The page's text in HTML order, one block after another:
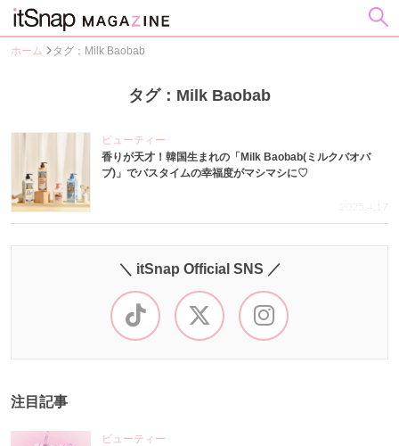
ホーム タグ：Milk Baobab
タグ：Milk Baobab
ビューティー
香りが天才！韓国生まれの「Milk Baobab(ミルクバオバ
ブ)」でバスタイムの幸福度がマシマシに♡
2025.4.17
＼ itSnap Official SNS ／
注目記事
ビューティー